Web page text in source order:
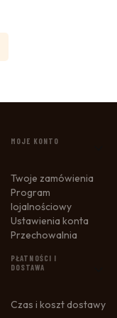
LINKI W STOPCE
MOJE KONTO
Twoje zamówienia
Program
lojalnościowy
Ustawienia konta
Przechowalnia
PŁATNOŚCI I
DOSTAWA
Czas i koszt dostawy